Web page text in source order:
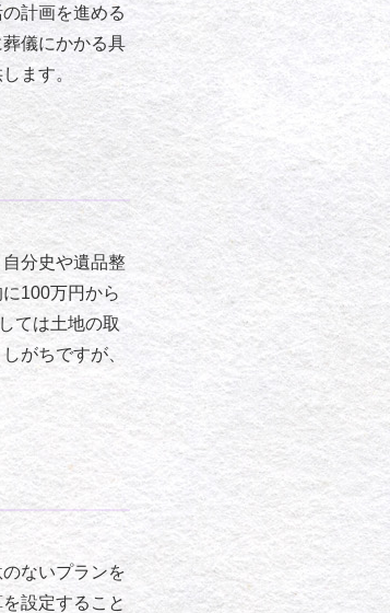
計画を進める
儀にかかる具
ます。
分史や遺品整
100万円から
ては土地の取
がちですが、
ないプランを
設定すること